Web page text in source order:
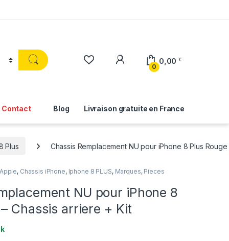
0
0,00 €
Contact Livraison gratuite en France
Blog
Plus Chassis Remplacement NU pour iPhone 8 Plus
Apple, Chassis iPhone, Iphone 8 PLUS, Marques, Pieces
NU pour iPhone 8
Chassis arriere + Kit